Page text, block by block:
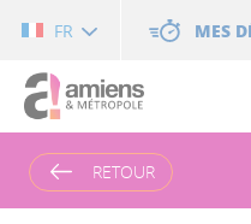
FR MES
RETOUR